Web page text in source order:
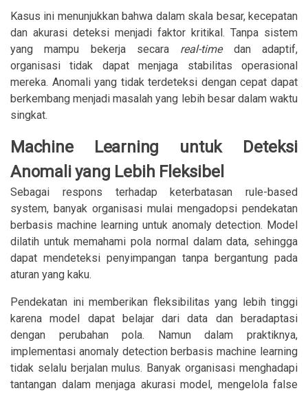
Kasus ini menunjukkan bahwa dalam skala besar, kecepatan
dan akurasi deteksi menjadi faktor kritikal. Tanpa sistem
yang mampu bekerja secara real-timedan adaptif,
organisasi tidak dapat menjaga stabilitas operasional
mereka. Anomali yang tidak terdeteksi dengan cepat dapat
berkembang menjadi masalah yang lebih besar dalam waktu
singkat.
Machine Learning untuk Deteksi
Anomali yang Lebih Fleksibel
Sebagai respons terhadap keterbatasan rule-based
system, banyak organisasi mulai mengadopsi pendekatan
berbasis machine learning untuk anomaly detection. Model
dilatih untuk memahami pola normal dalam data, sehingga
dapat mendeteksi penyimpangan tanpa bergantung pada
aturan yang kaku.
Pendekatan ini memberikan fleksibilitas yang lebih tinggi
karena model dapat belajar dari data dan beradaptasi
dengan perubahan pola. Namun dalam praktiknya,
implementasi anomaly detection berbasis machine learning
tidak selalu berjalan mulus. Banyak organisasi menghadapi
tantangan dalam menjaga akurasi model, mengelola false